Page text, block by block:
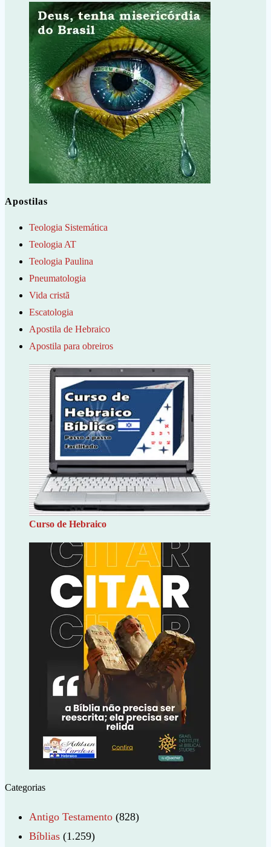
Apostilas
Teologia Sistemática
Teologia AT
Teologia Paulina
Pneumatologia
Vida cristã
Escatologia
Apostila de Hebraico
Apostila para obreiros
Curso de Hebraico
Categorias
Antigo Testamento (828)
Bíblias (1.259)